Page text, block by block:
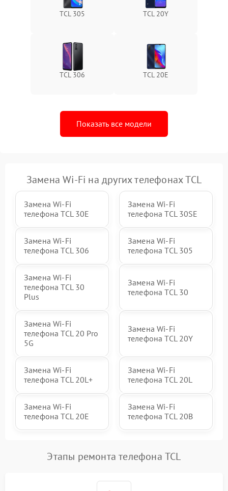
TCL 305 TCL 20Y
TCL 306 TCL 20E
Показать все модели
Замена Wi-Fi на других телефонах TCL
Замена Wi-Fi
телефона TCL 30Е
Замена Wi-Fi
телефона TCL 30SE
Замена Wi-Fi
телефона TCL 306
Замена Wi-Fi
телефона TCL 305
Замена Wi-Fi
телефона TCL 30
Plus
Замена Wi-Fi
телефона TCL 30
Замена Wi-Fi
телефона TCL 20 Pro
5G
Замена Wi-Fi
телефона TCL 20Y
Замена Wi-Fi
телефона TCL 20L+
Замена Wi-Fi
телефона TCL 20L
Замена Wi-Fi
телефона TCL 20E
Замена Wi-Fi
телефона TCL 20B
Этапы ремонта телефона TCL